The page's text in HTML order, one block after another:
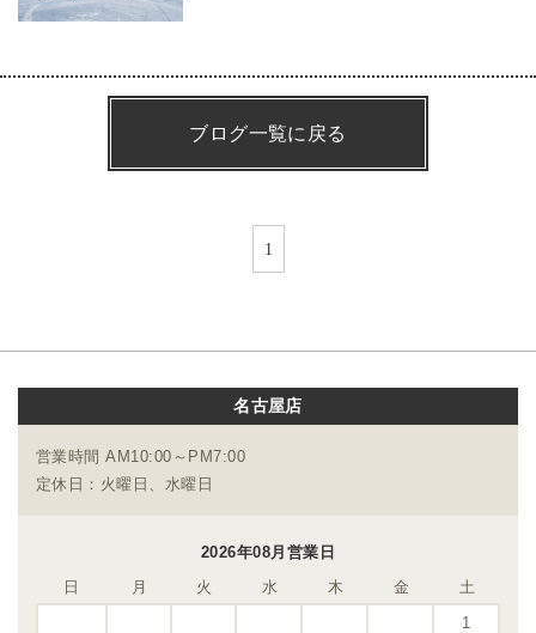
ブログ一覧に戻る
1
名古屋店
営業時間 AM10:00～PM7:00
定休日：火曜日、水曜日
2026年08月営業日
日
月 火 水 木 金
土
1